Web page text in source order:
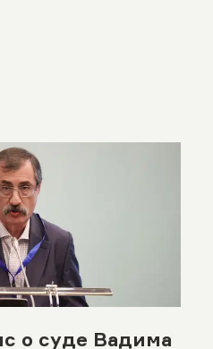
о суде Вадима